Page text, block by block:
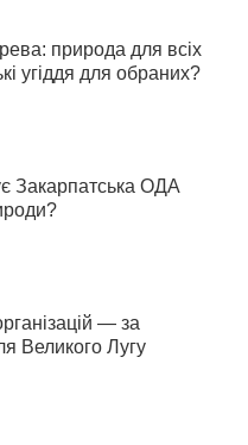
природа для всіх
угіддя для обраних?
Закарпатська ОДА
— за
Великого Лугу